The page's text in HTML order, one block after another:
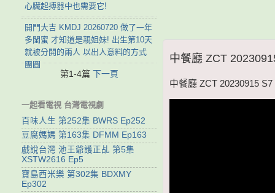
中餐廳 ZCT
中餐廳 ZCT 20230915
心臟起搏器中也需要它!
開門大吉 KMDJ 20260720 做了一年
多閨蜜 才知道是親姐妹! 出生第10天
就被分開的兩人 以出人意料的方式
團圓
第1-4篇 下一頁
一起看電視 台灣電視劇
百味人生 第252集 BWRS Ep252
豆腐媽媽 第163集 DFMM Ep163
戲說台灣 池王爺護正乩 第5集
XSTW2616 Ep5
寶島西米樂 第302集 BDXMY
Ep302